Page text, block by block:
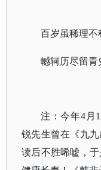
百岁虽稀理不
轗轲历尽留青
注：今年4月
锐先生曾在《九
读后不胜唏嘘，